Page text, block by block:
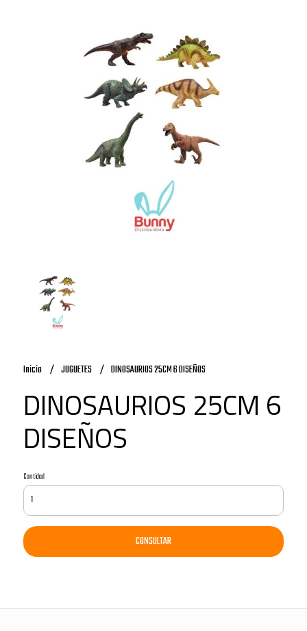
Inicio JUGUETES DINOSAURIOS 25CM 6 DISEÑOS
DINOSAURIOS 25CM 6
DISEÑOS
Cantidad
CONSULTAR